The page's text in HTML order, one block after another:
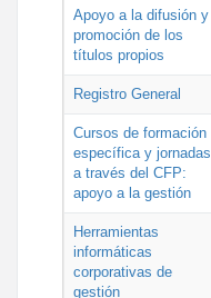
Apoyo a la difusión y
promoción de los
títulos propios
Registro General
Cursos de formación
específica y jornadas
a través del CFP:
apoyo a la gestión
Herramientas
informáticas
corporativas de
gestión